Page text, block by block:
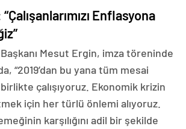
Enflasyona
Mesut Ergin, imza töreninde
“2019’dan bu yana tüm mesai
birlikte çalışıyoruz. Ekonomik krizin
için her türlü önlemi alıyoruz.
karşılığını adil bir şekilde